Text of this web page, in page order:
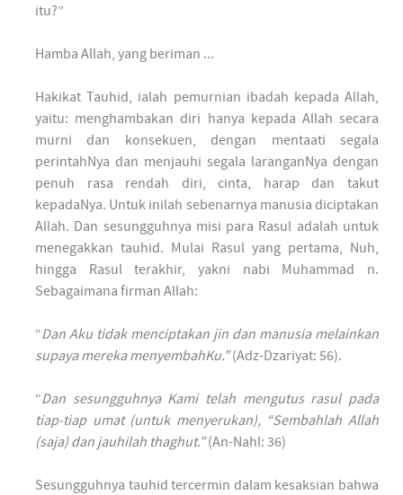
itu?”
Hamba Allah, yang beriman ...
Hakikat Tauhid, ialah pemurnian ibadah kepada Allah,
yaitu: menghambakan diri hanya kepada Allah secara
murni dan konsekuen, dengan mentaati segala
perintahNya dan menjauhi segala laranganNya dengan
penuh rasa rendah diri, cinta, harap dan takut
kepadaNya. Untuk inilah sebenarnya manusia diciptakan
Allah. Dan sesungguhnya misi para Rasul adalah untuk
menegakkan tauhid. Mulai Rasul yang pertama, Nuh,
hingga Rasul terakhir, yakni nabi Muhammad n.
Sebagaimana firman Allah:
“Dan Aku tidak menciptakan jin dan manusia melainkan
supaya mereka menyembahKu.”(Adz-Dzariyat: 56).
“Dan sesungguhnya Kami telah mengutus rasul pada
tiap-tiap umat (untuk menyerukan), “Sembahlah Allah
(saja) dan jauhilah thaghut.”(An-Nahl: 36)
Sesungguhnya tauhid tercermin dalam kesaksian bahwa